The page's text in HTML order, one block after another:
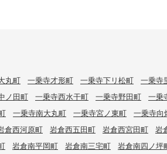
丸町 一乗寺才形町 一乗寺下リ松町 一乗寺
ノ田町 一乗寺西水干町 一乗寺野田町 一乗
一乗寺南大丸町 一乗寺宮ノ東町 一乗寺向
倉西河原町 岩倉西五田町 岩倉西宮田町 岩
岩倉南平岡町 岩倉南三宅町 岩倉南四ノ坪